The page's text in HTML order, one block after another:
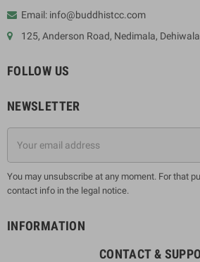
Email: info@buddhistcc.com
125, Anderson Road, Nedimala,
FOLLOW US
NEWSLETTER
You may unsubscribe at any moment. For that
contact info in the legal notice.
INFORMATION
CONTACT &